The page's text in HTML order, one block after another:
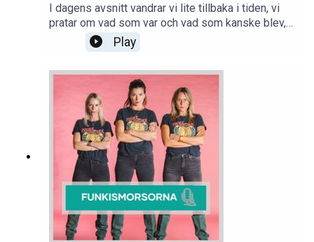
I dagens avsnitt vandrar vi lite tillbaka i tiden, vi
pratar om vad som var och vad som kanske blev,
ny och gammal övergående ångest. Vi är upprörda
på basket och funderar på om det är kampsport vi
välkomna tillbaka till Funkismorsorna!
Play